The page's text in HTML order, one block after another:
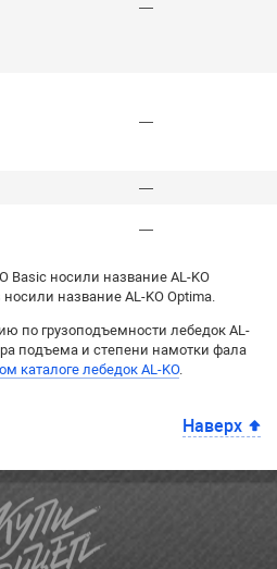
—
—
—
—
Basic носили название AL-KO
название AL-KO Optima.
по грузоподъемности лебедок AL-
подъема и степени намотки фала
каталоге лебедок AL-KO.
Наверх